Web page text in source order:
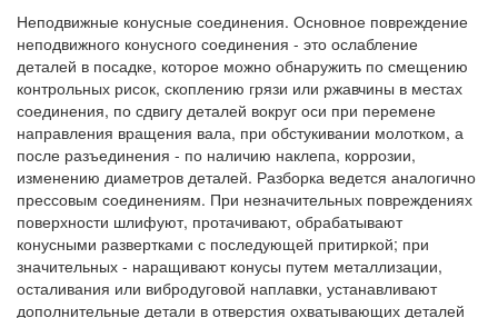
Неподвижные конусные соединения. Основное повреждение
неподвижного конусного соединения - это ослабление
деталей в посадке, которое можно обнаружить по смещению
контрольных рисок, скоплению грязи или ржавчины в местах
соединения, по сдвигу деталей вокруг оси при перемене
направления вращения вала, при обстукивании молотком, а
после разъединения - по наличию наклепа, коррозии,
изменению диаметров деталей. Разборка ведется аналогично
прессовым соединениям. При незначительных повреждениях
поверхности шлифуют, протачивают, обрабатывают
конусными развертками с последующей притиркой; при
значительных - наращивают конусы путем металлизации,
осталивания или вибродуговой наплавки, устанавливают
дополнительные детали в отверстия охватывающих деталей